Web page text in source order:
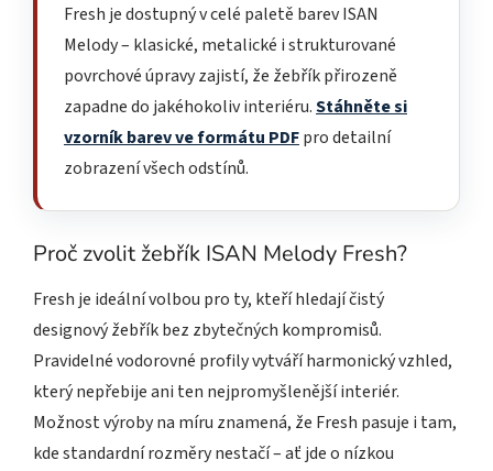
Fresh je dostupný v celé paletě barev ISAN
Melody – klasické, metalické i strukturované
povrchové úpravy zajistí, že žebřík přirozeně
zapadne do jakéhokoliv interiéru.Stáhněte si
vzorník barev ve formátu PDFpro detailní
zobrazení všech odstínů.
Proč zvolit žebřík ISAN Melody Fresh?
Fresh je ideální volbou pro ty, kteří hledají čistý
designový žebřík bez zbytečných kompromisů.
Pravidelné vodorovné profily vytváří harmonický vzhled,
který nepřebije ani ten nejpromyšlenější interiér.
Možnost výroby na míru znamená, že Fresh pasuje i tam,
kde standardní rozměry nestačí – ať jde o nízkou